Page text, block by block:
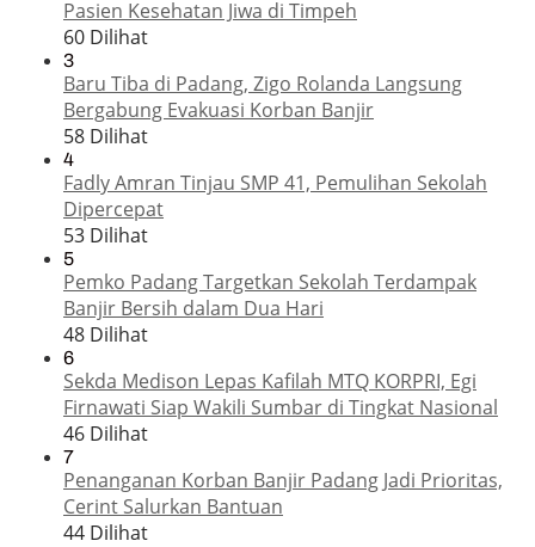
Pasien Kesehatan Jiwa di Timpeh
60 Dilihat
3
Baru Tiba di Padang, Zigo Rolanda Langsung
Bergabung Evakuasi Korban Banjir
58 Dilihat
4
Fadly Amran Tinjau SMP 41, Pemulihan Sekolah
Dipercepat
53 Dilihat
5
Pemko Padang Targetkan Sekolah Terdampak
Banjir Bersih dalam Dua Hari
48 Dilihat
6
Sekda Medison Lepas Kafilah MTQ KORPRI, Egi
Firnawati Siap Wakili Sumbar di Tingkat Nasional
46 Dilihat
7
Penanganan Korban Banjir Padang Jadi Prioritas,
Cerint Salurkan Bantuan
44 Dilihat